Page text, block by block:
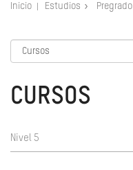
Inicio Estudios Pregrado
CURSOS
Nivel 5